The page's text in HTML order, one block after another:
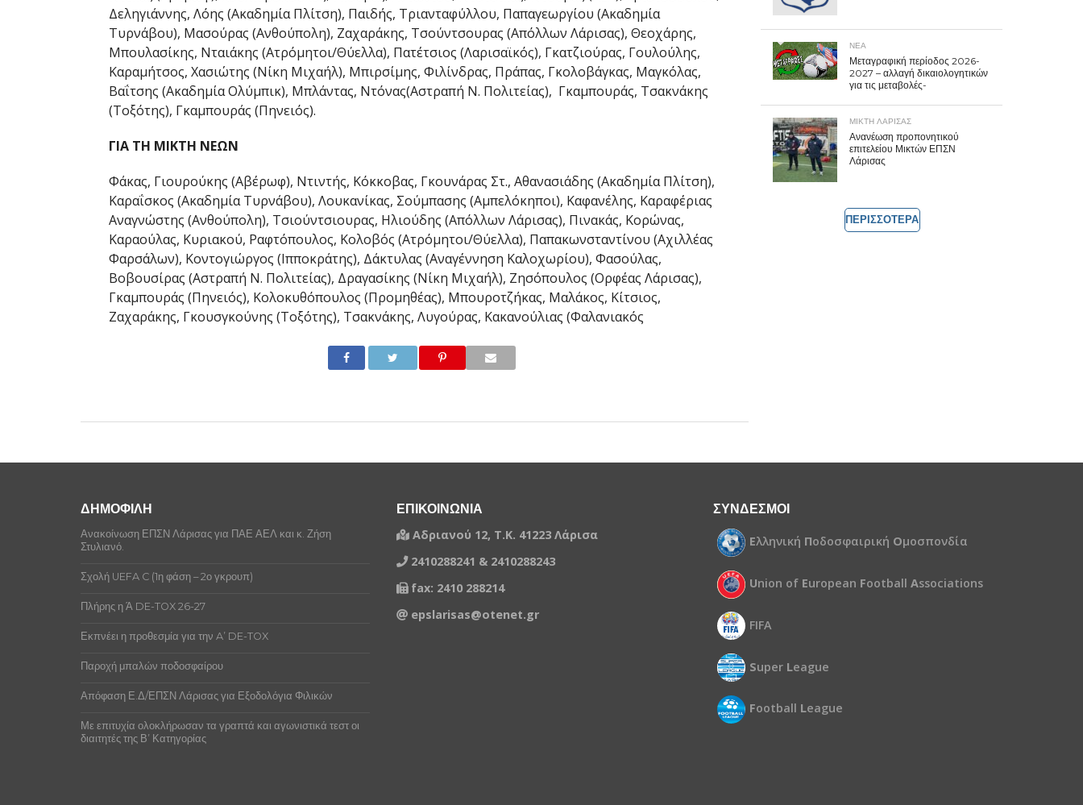
Δεληγιάννης, Λόης (Ακαδημία Πλίτση), Παιδής, Τριανταφύλλου, Παπαγεωργίου (Ακαδημία
Τυρνάβου), Μασούρας (Ανθούπολη), Ζαχαράκης, Τσούντσουρας (Απόλλων Λάρισας), Θεοχάρης,
Μπουλασίκης, Νταιάκης (Ατρόμητοι/Θύελλα), Πατέτσιος (Λαρισαϊκός), Γκατζιούρας, Γουλούλης,
Καραμήτσος, Χασιώτης (Νίκη Μιχαήλ), Μπιρσίμης, Φιλίνδρας, Πράπας, Γκολοβάγκας, Μαγκόλας,
Βαΐτσης (Ακαδημία Ολύμπικ), Μπλάντας, Ντόνας(Αστραπή Ν. Πολιτείας), Γκαμπουράς, Τσακνάκης
(Τοξότης), Γκαμπουράς (Πηνειός).
ΓΙΑ ΤΗ ΜΙΚΤΗ ΝΕΩΝ
Φάκας, Γιουρούκης (Αβέρωφ), Ντιντής, Κόκκοβας, Γκουνάρας Στ., Αθανασιάδης (Ακαδημία Πλίτση),
Καραΐσκος (Ακαδημία Τυρνάβου), Λουκανίκας, Σούμπασης (Αμπελόκηποι), Καφανέλης, Καραφέριας
Αναγνώστης (Ανθούπολη), Τσιούντσιουρας, Ηλιούδης (Απόλλων Λάρισας), Πινακάς, Κορώνας,
Καραούλας, Κυριακού, Ραφτόπουλος, Κολοβός (Ατρόμητοι/Θύελλα), Παπακωνσταντίνου (Αχιλλέας
Φαρσάλων), Κοντογιώργος (Ιπποκράτης), Δάκτυλας (Αναγέννηση Καλοχωρίου), Φασούλας,
Βοβουσίρας (Αστραπή Ν. Πολιτείας), Δραγασίκης (Νίκη Μιχαήλ), Ζησόπουλος (Ορφέας Λάρισας),
Γκαμπουράς (Πηνειός), Κολοκυθόπουλος (Προμηθέας), Μπουροτζήκας, Μαλάκος, Κίτσιος,
Ζαχαράκης, Γκουσγκούνης (Τοξότης), Τσακνάκης, Λυγούρας, Κακανούλιας (Φαλανιακός
ΝΕΑ
Μεταγραφική περίοδος 2026-
2027 – αλλαγή δικαιολογητικών
για τις μεταβολές-
ΜΙΚΤΗ ΛΑΡΙΣΑΣ
Ανανέωση προπονητικού
επιτελείου Μικτών ΕΠΣΝ
Λάρισας
ΠΕΡΙΣΣΟΤΕΡΑ
ΔΗΜΟΦΙΛΗ
Ανακοίνωση ΕΠΣΝ Λάρισας για ΠΑΕ ΑΕΛ και κ. Ζήση
Στυλιανό.
Σχολή UEFA C (1η φάση – 2ο γκρουπ)
Πλήρης η Ά DE-TOX 26-27
Εκπνέει η προθεσμία για την A’ DE-TOX
Παροχή μπαλών ποδοσφαίρου
Απόφαση Ε.Δ/ΕΠΣΝ Λάρισας για Εξοδολόγια Φιλικών
Με επιτυχία ολοκλήρωσαν τα γραπτά και αγωνιστικά τεστ οι
διαιτητές της Β’ Κατηγορίας
ΕΠΙΚΟΙΝΩΝΙΑ
Αδριανού 12, Τ.Κ. 41223 Λάρισα
2410288241 & 2410288243
fax: 2410 288214
epslarisas@otenet.gr
ΣΥΝΔΕΣΜΟΙ
Ελληνική Ποδοσφαιρική Ομοσπονδία
Union of European Football Associations
FIFA
Super League
Football League